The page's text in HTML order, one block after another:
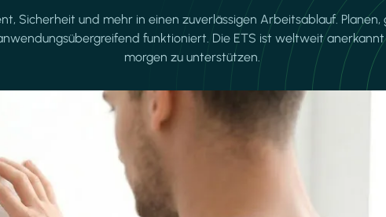
Sicherheit und mehr in einen zuverlässigen Arbeitsablauf.
funktioniert. Die ETS ist weltweit
morgen zu unterstützen.